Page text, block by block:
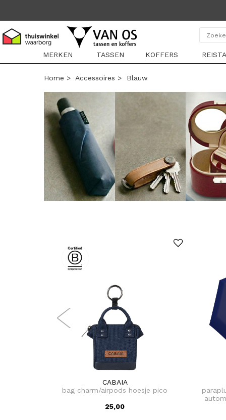
MERKEN
TASSEN KOFFERS
Home > Accessoires > Blauw
CABAIA
bag charm/airpods hoesje pico
25,00